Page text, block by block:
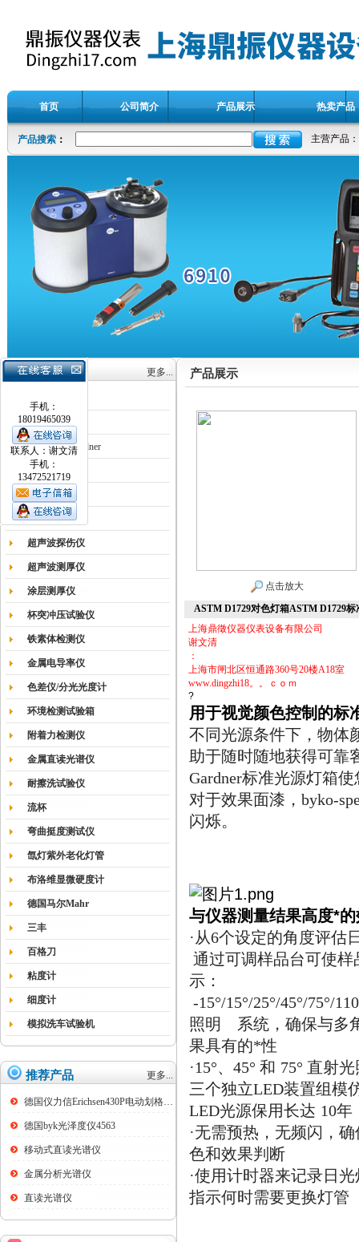
首页 公司简介 产品展示 热卖产品
产品搜索： 主营产品：
手机：
18019465039
联系人：谢文清
手机：
13472521719
产品目录 更多...
德国Erichsen
德国BYK-Gardner
英国Elcometer
耐磨试验机
色差仪光泽仪
超声波探伤仪
超声波测厚仪
涂层测厚仪
杯突冲压试验仪
铁素体检测仪
金属电导率仪
色差仪/分光光度计
环境检测试验箱
附着力检测仪
金属直读光谱仪
耐擦洗试验仪
流杯
弯曲挺度测试仪
氙灯紫外老化灯管
布洛维显微硬度计
德国马尔Mahr
三丰
百格刀
粘度计
细度计
模拟洗车试验机
推荐产品 更多...
德国仪力信Erichsen430P电动划格试验仪
德国byk光泽度仪4563
移动式直读光谱仪
金属分析光谱仪
直读光谱仪
产品展示
点击放大
ASTM D1729对色灯箱ASTM D1729标
上海鼎徵仪器仪表设备有限公司
谢文清
：
上海市闸北区恒通路360号20楼A18室
www.dingzhi18。。ｃｏｍ
?
用于视觉颜色控制的标
不同光源条件下，物体
助于随时随地获得可靠
Gardner标准光源灯箱
对于效果面漆，byko-
闪烁。
与仪器测量结果高度*
·从6个设定的角度评估
通过可调样品台可使样
示：
-15°/15°/25°/45°/75°/
照明
系统，确保与多
果具有的*性
·15°、 45° 和 75° 直射
三个独立LED装置组模
LED光源保用长达 10年
·无需预热，无频闪，
色和效果判断
·使用计时器来记录日
指示何时需要更换灯管